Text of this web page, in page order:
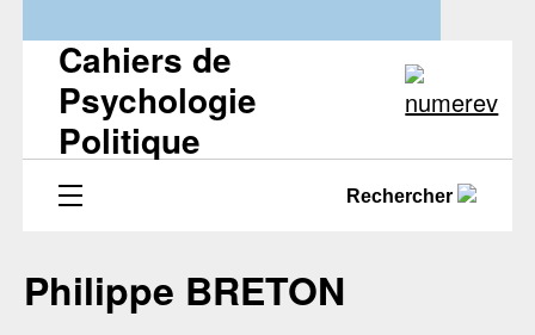
Cahiers de
Psychologie
Politique
Rechercher
Philippe BRETON